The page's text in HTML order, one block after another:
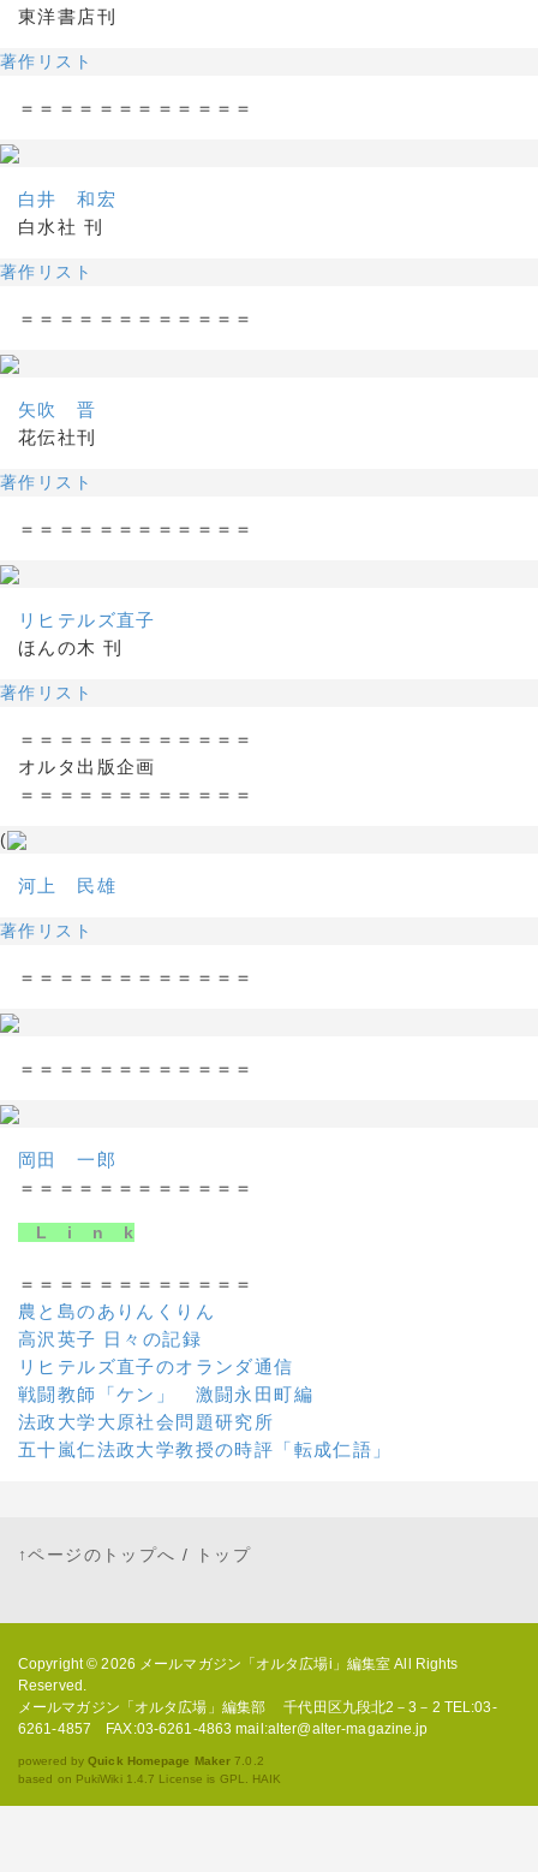
東洋書店刊
著作リスト
＝＝＝＝＝＝＝＝＝＝＝＝
白井 和宏
白水社 刊
著作リスト
＝＝＝＝＝＝＝＝＝＝＝＝
矢吹 晋
花伝社刊
著作リスト
＝＝＝＝＝＝＝＝＝＝＝＝
リヒテルズ直子
ほんの木 刊
著作リスト
＝＝＝＝＝＝＝＝＝＝＝＝
オルタ出版企画
＝＝＝＝＝＝＝＝＝＝＝＝
(
河上 民雄
著作リスト
＝＝＝＝＝＝＝＝＝＝＝＝
＝＝＝＝＝＝＝＝＝＝＝＝
岡田 一郎
＝＝＝＝＝＝＝＝＝＝＝＝
L i n k
＝＝＝＝＝＝＝＝＝＝＝＝
農と島のありんくりん
高沢英子 日々の記録
リヒテルズ直子のオランダ通信
戦闘教師「ケン」 激闘永田町編
法政大学大原社会問題研究所
五十嵐仁法政大学教授の時評「転成仁語」
↑ページのトップへ / トップ
Copyright © 2026 メールマガジン「オルタ広場i」編集室 All Rights
Reserved.
メールマガジン「オルタ広場」編集部 千代田区九段北2－3－2 TEL:03-
6261-4857 FAX:03-6261-4863 mail:alter@alter-magazine.jp
powered byQuick Homepage Maker 7.0.2
based on PukiWiki 1.4.7 License is GPL. HAIK